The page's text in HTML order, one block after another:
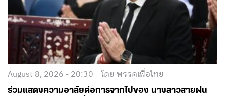
August 8, 2026 - 20:30 โดย พรรคเพื่อไทย
ร่วมแสดงความอาลัยต่อการจากไปของ นางสาวสายฝน